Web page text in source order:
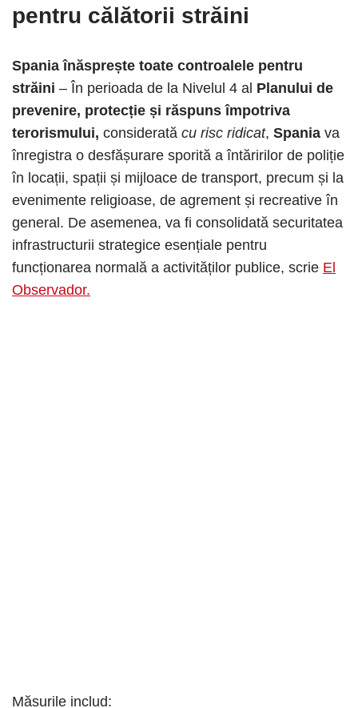
pentru călătorii străini
Spania înăsprește toate controalele pentru
străini – În perioada de la Nivelul 4 al Planului de
prevenire, protecție și răspuns împotriva
terorismului, considerată cu risc ridicat, Spania va
înregistra o desfășurare sporită a întăririlor de poliție
în locații, spații și mijloace de transport, precum și la
evenimente religioase, de agrement și recreative în
general. De asemenea, va fi consolidată securitatea
infrastructurii strategice esențiale pentru
funcționarea normală a activităților publice, scrie El
Observador.
Măsurile includ: